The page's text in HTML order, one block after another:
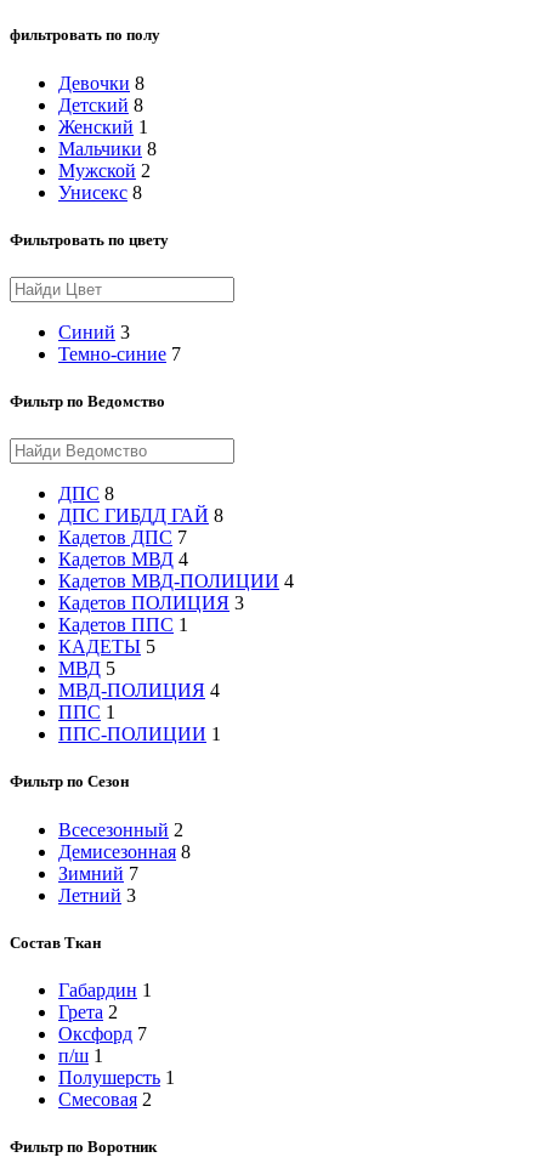
фильтровать по полу
Девочки 8
Детский 8
Женский 1
Мальчики 8
Мужской 2
Унисекс 8
Фильтровать по цвету
Синий 3
Темно-синие 7
Фильтр по Ведомство
ДПС 8
ДПС ГИБДД ГАЙ 8
Кадетов ДПС 7
Кадетов МВД 4
Кадетов МВД-ПОЛИЦИИ 4
Кадетов ПОЛИЦИЯ 3
Кадетов ППС 1
КАДЕТЫ 5
МВД 5
МВД-ПОЛИЦИЯ 4
ППС 1
ППС-ПОЛИЦИИ 1
Фильтр по Сезон
Всесезонный 2
Демисезонная 8
Зимний 7
Летний 3
Состав Ткан
Габардин 1
Грета 2
Оксфорд 7
п/ш 1
Полушерсть 1
Смесовая 2
Фильтр по Воротник